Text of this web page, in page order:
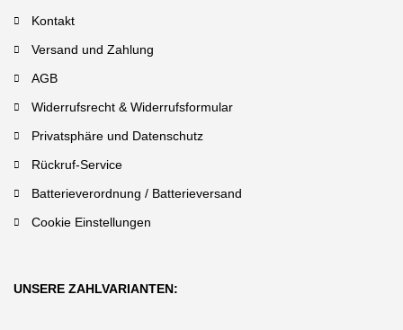
Kontakt
Versand und Zahlung
AGB
Widerrufsrecht & Widerrufsformular
Privatsphäre und Datenschutz
Rückruf-Service
Batterieverordnung / Batterieversand
Cookie Einstellungen
UNSERE ZAHLVARIANTEN: